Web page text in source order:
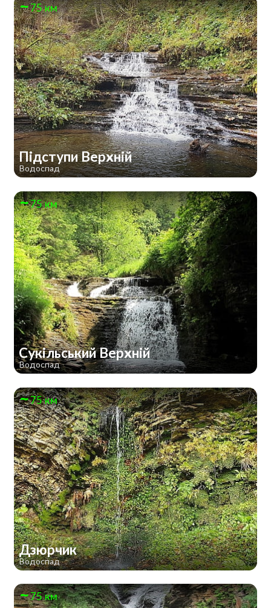
75 км
Підступи Верхній
Водоспад
75 км
Сукільський Верхній
Водоспад
75 км
Дзюрчик
Водоспад
75 км